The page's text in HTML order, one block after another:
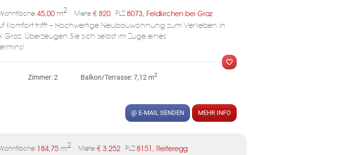
45,00 m2 Miete:€ 820 PLZ:8073, Feldkirchen bei Graz
Komfort trifft – Hochwertige Neubauwohnung zum Verlieben in
Graz. Überzeugen Sie sich selbst im Zuge eines
Zimmer: 2 Balkon/Terrasse: 7,12 m2
@ E-MAIL SENDEN MEHR INFO
184,75 m2 Miete:€ 3.252 PLZ:8151, Reiteregg